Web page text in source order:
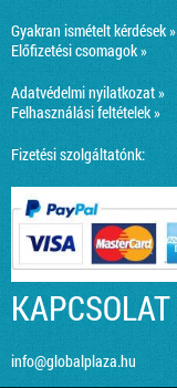
Gyakran ismételt kérdések »
Előfizetési csomagok »
Adatvédelmi nyilatkozat »
Felhasználási feltételek »
Fizetési szolgáltatónk:
KAPCSOLAT
info@globalplaza.hu